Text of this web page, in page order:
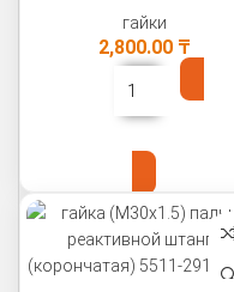
гайки
2,800.00 ₸